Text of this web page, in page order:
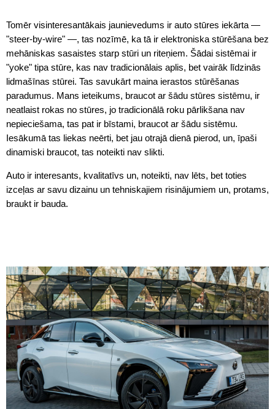
Tomēr visinteresantākais jaunievedums ir auto stūres iekārta —
"steer-by-wire" —, tas nozīmē, ka tā ir elektroniska stūrēšana bez
mehāniskas sasaistes starp stūri un riteņiem. Šādai sistēmai ir
"yoke" tipa stūre, kas nav tradicionālais aplis, bet vairāk līdzinās
lidmašīnas stūrei. Tas savukārt maina ierastos stūrēšanas
paradumus. Mans ieteikums, braucot ar šādu stūres sistēmu, ir
neatlaist rokas no stūres, jo tradicionālā roku pārlikšana nav
nepieciešama, tas pat ir bīstami, braucot ar šādu sistēmu.
Iesākumā tas liekas neērti, bet jau otrajā dienā pierod, un, īpaši
dinamiski braucot, tas noteikti nav slikti.
Auto ir interesants, kvalitatīvs un, noteikti, nav lēts, bet toties
izceļas ar savu dizainu un tehniskajiem risinājumiem un, protams,
braukt ir bauda.